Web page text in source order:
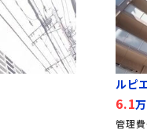
ルピ
6.1
管理